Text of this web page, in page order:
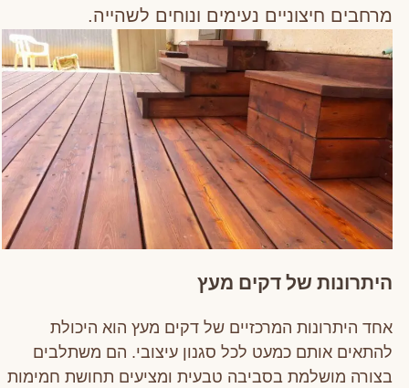
מרחבים חיצוניים נעימים ונוחים לשהייה.
היתרונות של דקים מעץ
אחד היתרונות המרכזיים של דקים מעץ הוא היכולת
להתאים אותם כמעט לכל סגנון עיצובי. הם משתלבים
בצורה מושלמת בסביבה טבעית ומציעים תחושת חמימות